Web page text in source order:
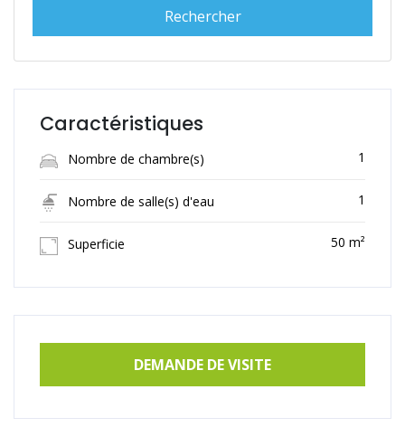
Caractéristiques
Nombre de chambre(s) 1
Nombre de salle(s) d'eau 1
Superficie 50 m²
DEMANDE DE VISITE